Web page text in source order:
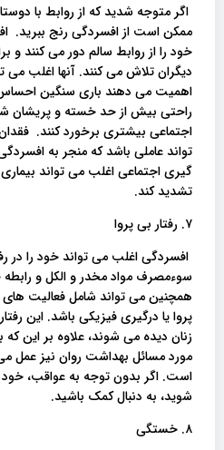
اگر متوجه شدید که از روابط با
ممکن است از افسردگی رنج ببرید.
خود را از روابط سالم دور می کنند و
دیگران تلاش می کنند. آنها اغلب می
اهمیت می دهند باری سنگین احساس
راحتی بیش از حد خسته و پریشان شده
اجتماعی بیشتری برخورد کنند.
تواند عاملی باشد که منجر به
گیری اجتماعی اغلب می تواند
تشدید کند.
۷. رفتار بی پروا
افسردگی اغلب می تواند خود را در
سوءمصرف مواد مخدر و الکل و
همچنین می تواند شامل فعالیت های
پروا یا درگیری فیزیکی باشد. این
زنان دیده می شوند، علاوه بر این
مورد مسائل بهداشت روان نیز عمل
است. اگر بدون توجه به عواقب، خود
شوید، به دنبال کمک باشید.
۸. خستگی